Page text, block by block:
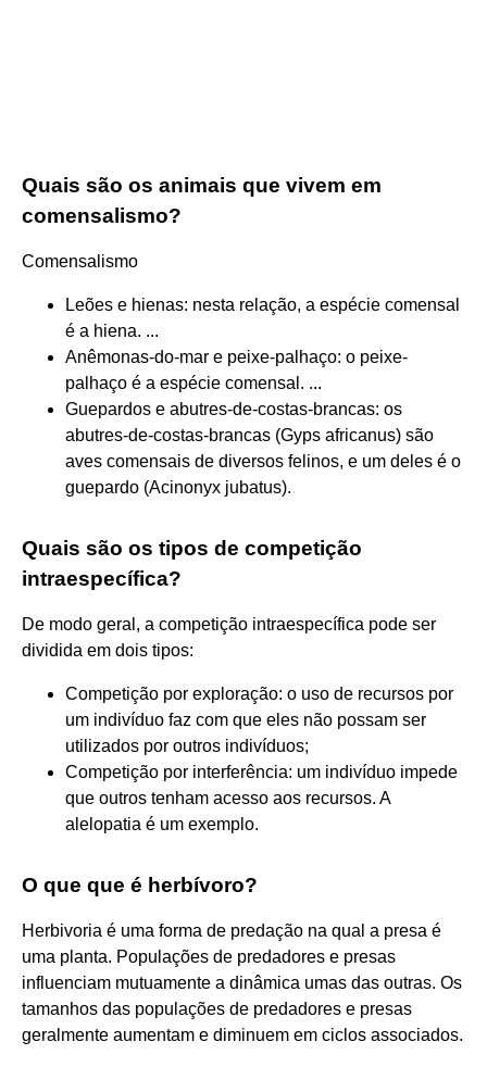
Quais são os animais que vivem em
comensalismo?
Comensalismo
Leões e hienas: nesta relação, a espécie comensal
é a hiena. ...
Anêmonas-do-mar e peixe-palhaço: o peixe-
palhaço é a espécie comensal. ...
Guepardos e abutres-de-costas-brancas: os
abutres-de-costas-brancas (Gyps africanus) são
aves comensais de diversos felinos, e um deles é o
guepardo (Acinonyx jubatus).
Quais são os tipos de competição
intraespecífica?
De modo geral, a competição intraespecífica pode ser
dividida em dois tipos:
Competição por exploração: o uso de recursos por
um indivíduo faz com que eles não possam ser
utilizados por outros indivíduos;
Competição por interferência: um indivíduo impede
que outros tenham acesso aos recursos. A
alelopatia é um exemplo.
O que que é herbívoro?
Herbivoria é uma forma de predação na qual a presa é
uma planta. Populações de predadores e presas
influenciam mutuamente a dinâmica umas das outras. Os
tamanhos das populações de predadores e presas
geralmente aumentam e diminuem em ciclos associados.